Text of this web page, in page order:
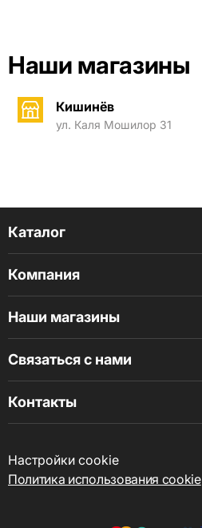
Наши магазины
Кишинёв
ул. Каля Мошилор 31
Каталог
Компания
Наши магазины
Связаться с нами
Контакты
Настройки cookie
Политика использования cookie